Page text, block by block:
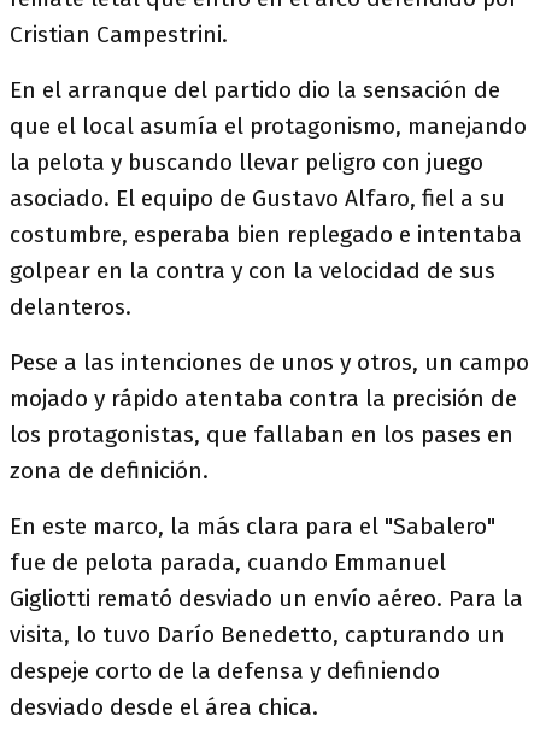
Cristian Campestrini.
En el arranque del partido dio la sensación de
que el local asumía el protagonismo, manejando
la pelota y buscando llevar peligro con juego
asociado. El equipo de Gustavo Alfaro, fiel a su
costumbre, esperaba bien replegado e intentaba
golpear en la contra y con la velocidad de sus
delanteros.
Pese a las intenciones de unos y otros, un campo
mojado y rápido atentaba contra la precisión de
los protagonistas, que fallaban en los pases en
zona de definición.
En este marco, la más clara para el "Sabalero"
fue de pelota parada, cuando Emmanuel
Gigliotti remató desviado un envío aéreo. Para la
visita, lo tuvo Darío Benedetto, capturando un
despeje corto de la defensa y definiendo
desviado desde el área chica.